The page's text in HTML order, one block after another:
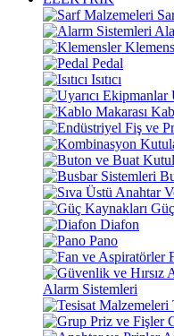
Pedal
Isıtıcı
Diafon
Pano
Alarm Sistemleri